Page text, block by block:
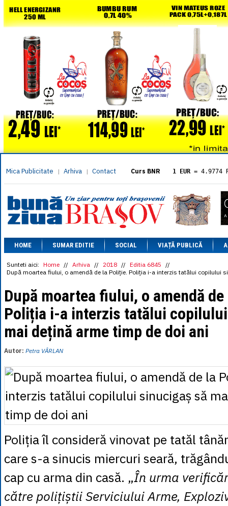
Mica Publicitate | Arhiva | Contact Curs BNR 1 EUR = 4.9774
= 5.8304
1 XAU= 464.4611
1 AED= 1.1933
1 AUD= 2.7957
1 BGN= 2.5449
1 CAD= 3.1559
1 CHF= 5.2813
1 CZK= 0.1993
= 0.0860
1 HUF= 1.2223
1 INR= 0.0513
1 JPY= 3.0556
1 KRW = 0.3047
1 MDL= 0.2538
1 PLN = 1.1646
1 RSD= 0.0425
1 RUB = 0.0530
1 SEK= 0.4526
1 ZAR= 0.2318
HOME SUMAR EDITIE SOCIAL VIAȚĂ PUBLICĂ
Sunteti aici: Home // Arhiva // 2018 // Editia 6845 //
După moartea fiului, o amendă de la Poliție. Poliția i-a interzis tatălui copilului
După moartea fiului, o amendă
Poliția i-a interzis tatălui
mai dețină arme timp de doi ani
Autor: Petra VÂRLAN
Poliția îl consideră vinovat pe tatăl
care s-a sinucis miercuri seară,
cap cu arma din casă. „În urma
către polițiștii Serviciului Arme,